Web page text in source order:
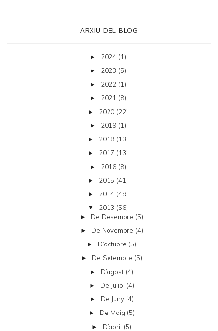
ARXIU DEL BLOG
► 2024 (1)
► 2023 (5)
► 2022 (1)
► 2021 (8)
► 2020 (22)
► 2019 (1)
► 2018 (13)
► 2017 (13)
► 2016 (8)
► 2015 (41)
► 2014 (49)
▼ 2013 (56)
► De Desembre (5)
► De Novembre (4)
► D’octubre (5)
► De Setembre (5)
► D’agost (4)
► De Juliol (4)
► De Juny (4)
► De Maig (5)
► D’abril (5)